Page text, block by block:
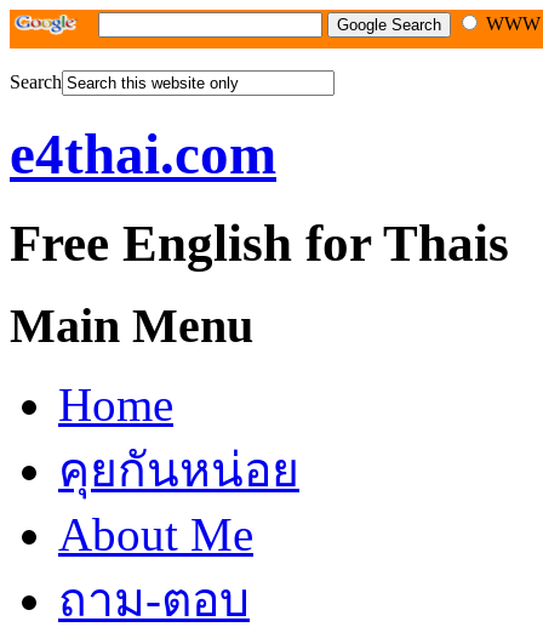
Search
e4thai.com
Free English for Thais
Main Menu
Home
คุยกันหน่อย
About Me
ถาม-ตอบ